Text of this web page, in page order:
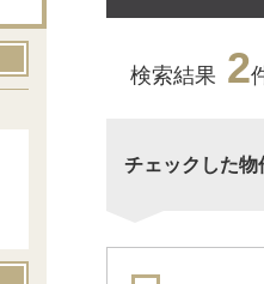
検索結果 2
チェックした物